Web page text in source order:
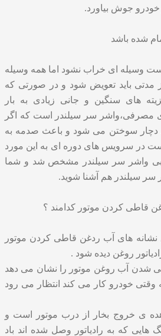
جوش بیاورد.
وسیله ای خراب نشود اما همه وسیله
باید تعویض شود و در صورتی که
های سنگین و جانی زیادی به بار
مصرفی،واشر سر سیلندر است که اگر
دچار سوختن می شود و باعث صدمه به
در سرویس های دوره ای به این مورد
واشر سر سیلندر مشخص شد و شما
سر سیلندر هم آشنا شوید.
قاطی کردن موتور کدامند ؟
نشانه های آب ردغن قاطی کردن موتور
روغن دیده شود .
شدن آب روغن موتور را نشان می دهد
وقتی خودرو کار می کند انتظار می رود
ی خروج بخار از درب موتور است و
که به رادیاتور وصل شده اند باد